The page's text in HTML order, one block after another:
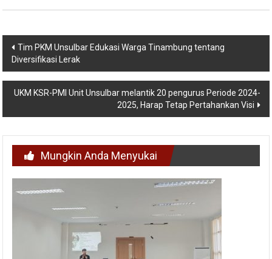
Navigasi
pos
Tim PKM Unsulbar Edukasi Warga Tinambung tentang
Diversifikasi Lerak
UKM KSR-PMI Unit Unsulbar melantik 20 pengurus Periode 2024-
2025, Harap Tetap Pertahankan Visi
Mungkin Anda Menyukai